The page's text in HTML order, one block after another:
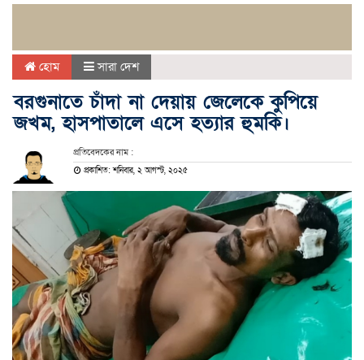
হোম সারা দেশ
বরগুনাতে চাঁদা না দেয়ায় জেলেকে কুপিয়ে
জখম, হাসপাতালে এসে হত্যার হুমকি।
প্রতিবেদকের নাম :
প্রকাশিত: শনিবার, ২ আগস্ট, ২০২৫